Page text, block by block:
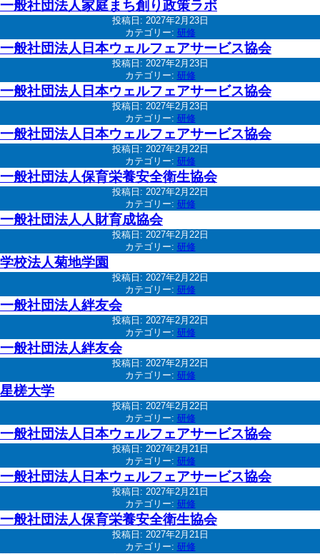
一般社団法人家庭まち創り政策ラボ
投稿日: 2027年2月23日
カテゴリー: 研修
一般社団法人日本ウェルフェアサービス協会
投稿日: 2027年2月23日
カテゴリー: 研修
一般社団法人日本ウェルフェアサービス協会
投稿日: 2027年2月23日
カテゴリー: 研修
一般社団法人日本ウェルフェアサービス協会
投稿日: 2027年2月22日
カテゴリー: 研修
一般社団法人保育栄養安全衛生協会
投稿日: 2027年2月22日
カテゴリー: 研修
一般社団法人人財育成協会
投稿日: 2027年2月22日
カテゴリー: 研修
学校法人菊地学園
投稿日: 2027年2月22日
カテゴリー: 研修
一般社団法人絆友会
投稿日: 2027年2月22日
カテゴリー: 研修
一般社団法人絆友会
投稿日: 2027年2月22日
カテゴリー: 研修
星槎大学
投稿日: 2027年2月22日
カテゴリー: 研修
一般社団法人日本ウェルフェアサービス協会
投稿日: 2027年2月21日
カテゴリー: 研修
一般社団法人日本ウェルフェアサービス協会
投稿日: 2027年2月21日
カテゴリー: 研修
一般社団法人保育栄養安全衛生協会
投稿日: 2027年2月21日
カテゴリー: 研修